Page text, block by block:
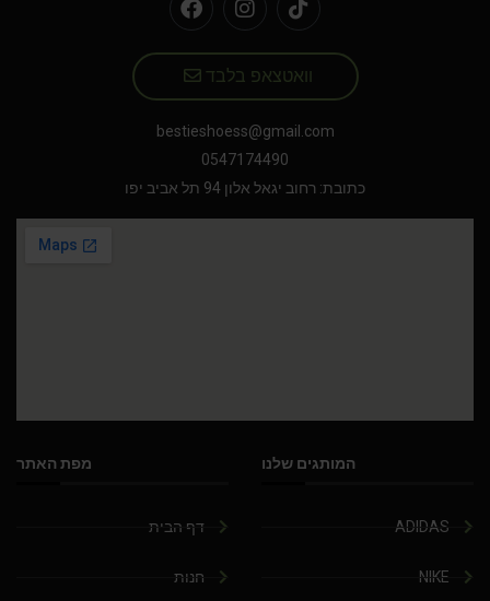
וואטצאפ בלבד
bestieshoess@gmail.com
0547174490
כתובת: רחוב יגאל אלון 94 תל אביב יפו
המותגים שלנו
ADIDAS
NIKE
מפת האתר
דף הבית
חנות